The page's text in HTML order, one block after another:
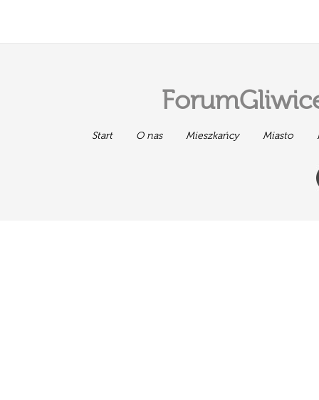
Start O nas Mieszkańcy Miasto